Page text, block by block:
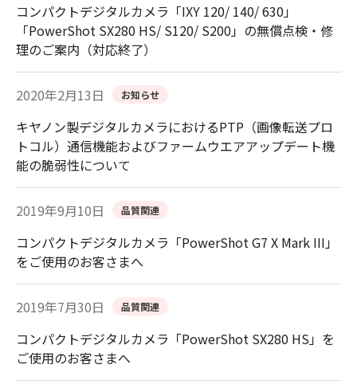
コンパクトデジタルカメラ「IXY 120/ 140/ 630」
「PowerShot SX280 HS/ S120/ S200」の無償点検・修
理のご案内（対応終了）
2020年2月13日 お知らせ
キヤノン製デジタルカメラにおけるPTP（画像転送プロ
トコル）通信機能およびファームウエアアップデート機
能の脆弱性について
2019年9月10日 品質関連
コンパクトデジタルカメラ「PowerShot G7 X Mark III」
をご使用のお客さまへ
2019年7月30日 品質関連
コンパクトデジタルカメラ「PowerShot SX280 HS」を
ご使用のお客さまへ